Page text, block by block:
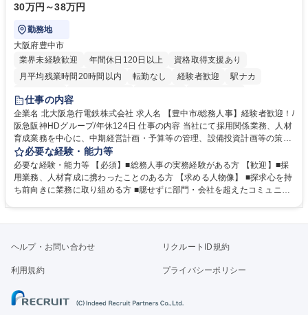
30万円～38万円
勤務地
大阪府豊中市
業界未経験歓迎
年間休日120日以上
資格取得支援あり
月平均残業時間20時間以内
転勤なし 経験者歓迎
駅ナカ
退職金あり
土日祝休み
服装自由 昼食補助あり 食事補助あり
仕事の内容
企業名 北大阪急行電鉄株式会社 求人名 【豊中市/総務人事】経験者歓迎！/
阪急阪神HDグループ/年休124日 仕事の内容 当社にて採用関係業務、人材
育成業務を中心に、中期経営計画・予算等の管理、設備投資計画等の策
定、さらに社内の重要会議の運営等、経営の根幹となる幅広い総務人事業
務全般を担当していただきます。 【主な業務内容】 ■採用関係業務および
人材育成(社員研修)業務の推進 ■中期経営計画および予算等の管理 ■設備
投資計画等の策定 ■社内の重要会議の運営 ■その他総務人事業務全般 【入
務人事】経験者歓迎！/阪急阪神HDグループ/年休124日
必要な経験・能力等
必要な経験・能力等 【必須】■総務人事の実務経験がある方 【歓迎】■採
用業務、人材育成に携わったことのある方 【求める人物像】 ■探求心を持
ち前向きに業務に取り組める方 ■臆せずに部門・会社を超えたコミュニケ
ヘルプ・お問い合わせ リクルートID規約
利用規約 プライバシーポリシー